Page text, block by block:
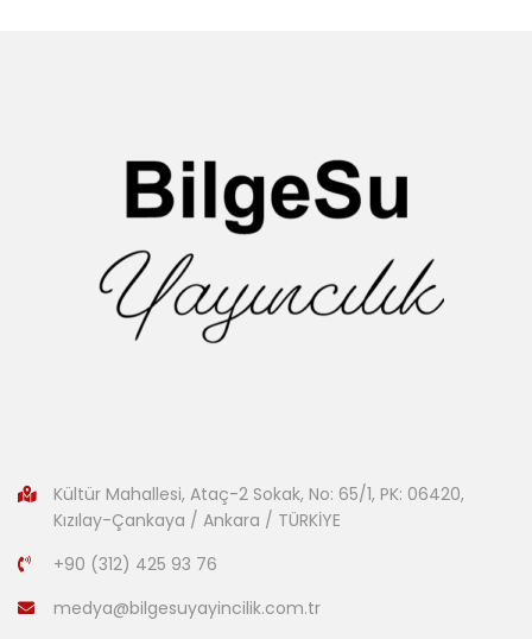
Kültür Mahallesi, Ataç-2 Sokak, No: 65/1, PK: 06420,
Kızılay-Çankaya / Ankara / TÜRKİYE
+90 (312) 425 93 76
medya@bilgesuyayincilik.com.tr